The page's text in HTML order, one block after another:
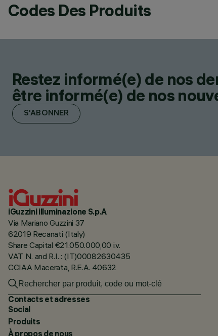
Codes Des Produits
Restez informé(e) de nos
être informé(e) de nos
S'ABONNER
iGuzzini illuminazione S.p.A
Via Mariano Guzzini 37
62019 Recanati (Italy)
Share Capital €21.050.000,00 i.v.
VAT N. and R.I. : (IT)00082630435
CCIAA Macerata, R.E.A. 40632
Contacts et adresses
Social
Produits
À propos de nous